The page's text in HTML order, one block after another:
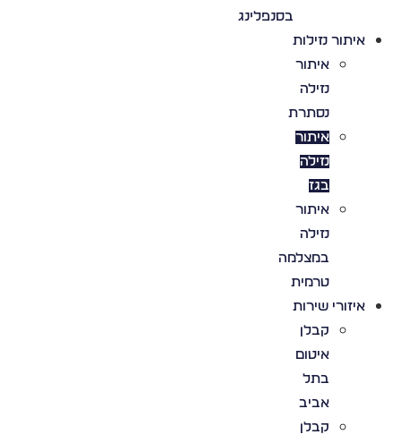
בסנפלינג
איתור נזילות
איתור
נזילה
נסתרת
איתור
נזילה
בגז
איתור
נזילה
במצלמה
טרמית
איזורי שירות
קבלן
איטום
בתל
אביב
קבלן